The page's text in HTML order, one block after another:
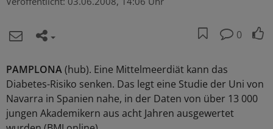
0
PAMPLONA(hub). Eine Mittelmeerdiät kann das
Diabetes-Risiko senken. Das legt eine Studie der Uni von
Navarra in Spanien nahe, in der Daten von über 13 000
jungen Akademikern aus acht Jahren ausgewertet